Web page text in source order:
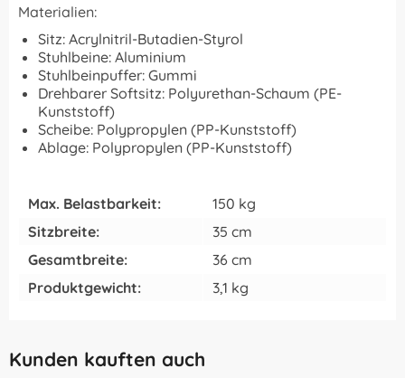
Materialien:
Sitz: Acrylnitril-Butadien-Styrol
Stuhlbeine: Aluminium
Stuhlbeinpuffer: Gummi
Drehbarer Softsitz: Polyurethan-Schaum (PE-
Kunststoff)
Scheibe: Polypropylen (PP-Kunststoff)
Ablage: Polypropylen (PP-Kunststoff)
Max. Belastbarkeit:
150 kg
Sitzbreite:
35 cm
Gesamtbreite:
36 cm
Produktgewicht:
3,1 kg
Kunden kauften auch